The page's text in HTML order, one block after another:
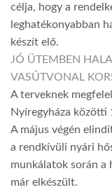
célja, hogy a
leghatékonyabban
készít elő.
JÓ ÜTEMBEN
VASÚTVONAL
A terveknek
Nyíregyháza
A május végén
a rendkívüli nyári
munkálatok során a
már elkészült.